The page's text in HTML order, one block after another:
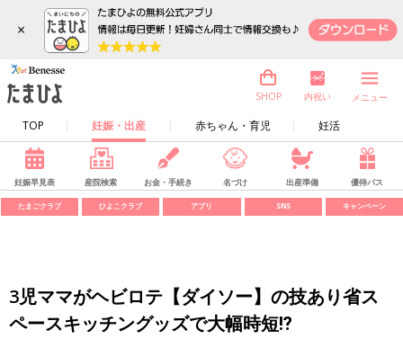
×
TOP 妊娠・出産 赤ちゃん・育児 妊活
SHOP 内祝い メニュー
妊娠早見表 産院検索 お金・手続き 名づけ 出産準備 優待パス
たまごクラブ ひよこクラブ アプリ SNS キャンペーン
3児ママがヘビロテ【ダイソー】の技あり省ス
ペースキッチングッズで大幅時短⁉